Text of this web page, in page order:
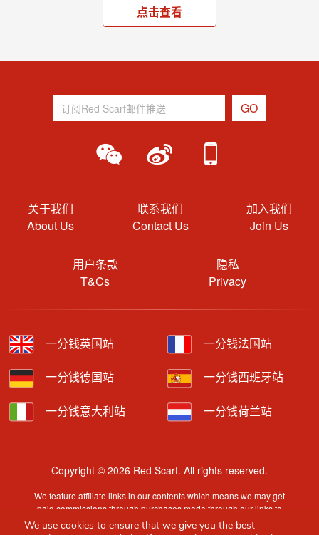
点击查看
关于我们
About Us
联系我们
Contact Us
加入我们
Join Us
用户条款
T&Cs
隐私
Privacy
一分钱英国站 一分钱法国站
一分钱德国站 一分钱西班牙站
一分钱意大利站 一分钱荷兰站
Copyright © 2026 Red Scarf. All rights reserved.
We feature affiliate links in our contents which means we may get
paid commissions through purchases made through our links to
retailer sites.
We use cookies to ensure that we give you the best